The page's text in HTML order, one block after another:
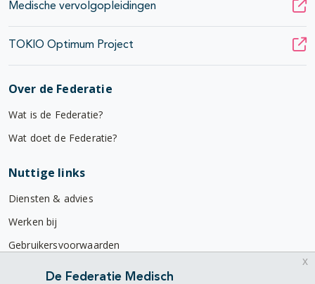
Medische vervolgopleidingen
TOKIO Optimum Project
Over de Federatie
Wat is de Federatie?
Wat doet de Federatie?
Nuttige links
Diensten & advies
Werken bij
Gebruikersvoorwaarden
Privacyverklaring
De Federatie Medisch
x